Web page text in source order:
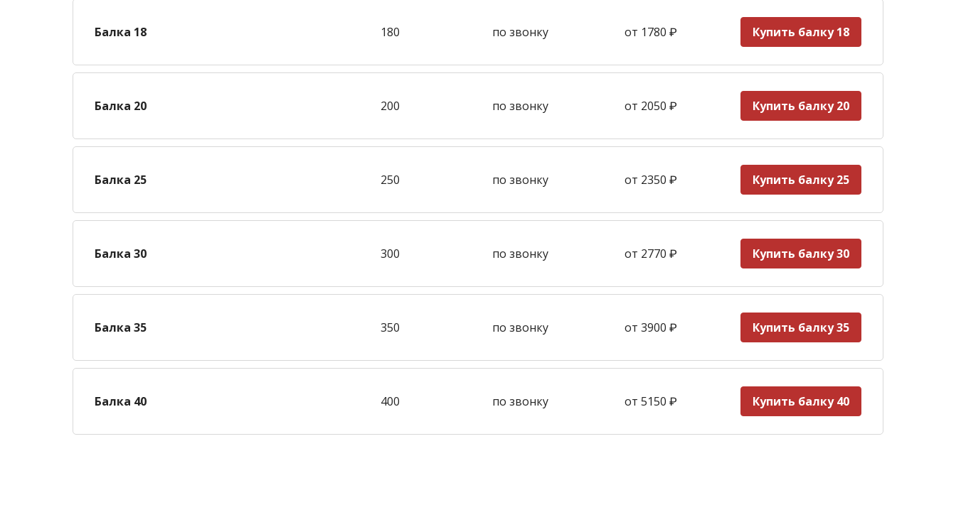
Балка 18 180 по звонку от 1780 ₽ Купить балку 18
Балка 20 200 по звонку от 2050 ₽ Купить балку 20
Балка 25 250 по звонку от 2350 ₽ Купить балку 25
Балка 30 300 по звонку от 2770 ₽ Купить балку 30
Балка 35 350 по звонку от 3900 ₽ Купить балку 35
Балка 40 400 по звонку от 5150 ₽ Купить балку 40